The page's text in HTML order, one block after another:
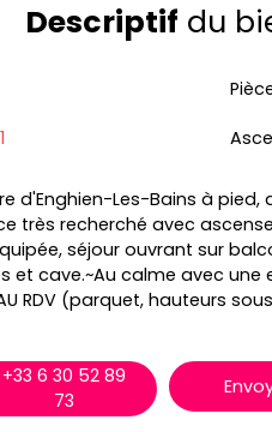
Descriptif du
1
d'Enghien-Les-Bains à
très recherché avec
séjour ouvrant sur
et cave.~Au calme avec une
AU RDV (parquet, hauteurs
+33 6 30 52 89
73